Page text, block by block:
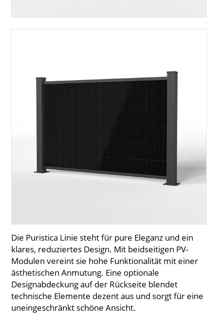
Die Puristica Linie steht für pure Eleganz und ein
klares, reduziertes Design. Mit beidseitigen PV-
Modulen vereint sie hohe Funktionalität mit einer
ästhetischen Anmutung. Eine optionale
Designabdeckung auf der Rückseite blendet
technische Elemente dezent aus und sorgt für eine
uneingeschränkt schöne Ansicht.